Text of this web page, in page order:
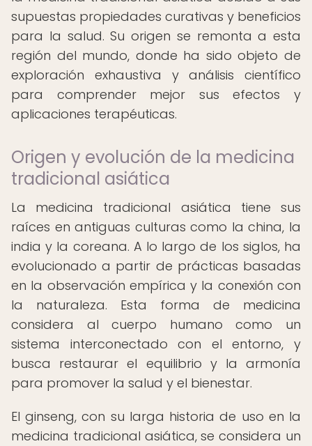
supuestas propiedades curativas y beneficios
para la salud. Su origen se remonta a esta
región del mundo, donde ha sido objeto de
exploración exhaustiva y análisis científico
para comprender mejor sus efectos y
aplicaciones terapéuticas.
Origen y evolución de la medicina
tradicional asiática
La medicina tradicional asiática tiene sus
raíces en antiguas culturas como la china, la
india y la coreana. A lo largo de los siglos, ha
evolucionado a partir de prácticas basadas
en la observación empírica y la conexión con
la naturaleza. Esta forma de medicina
considera al cuerpo humano como un
sistema interconectado con el entorno, y
busca restaurar el equilibrio y la armonía
para promover la salud y el bienestar.
El ginseng, con su larga historia de uso en la
medicina tradicional asiática, se considera un